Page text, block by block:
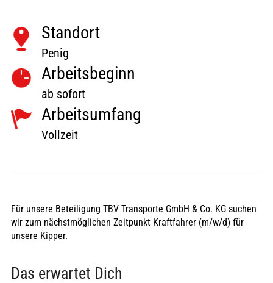
Standort
Penig
Arbeitsbeginn
ab sofort
Arbeitsumfang
Vollzeit
Für unsere Beteiligung TBV Transporte GmbH & Co. KG suchen
wir zum nächstmöglichen Zeitpunkt Kraftfahrer (m/w/d) für
unsere Kipper.
Das erwartet Dich